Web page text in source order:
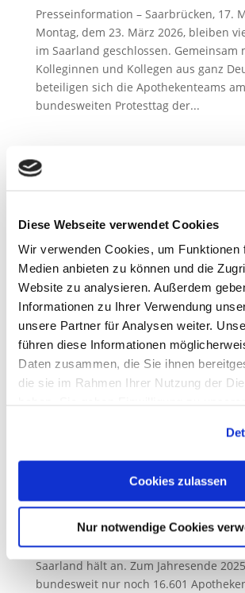
Diese Webseite verwendet Cookies
Wir verwenden Cookies, um Funktionen
Medien anbieten zu können und die
Website zu analysieren. Außerdem
Informationen zu Ihrer Verwendung
unsere Partner für Analysen weiter.
führen diese Informationen
Daten zusammen, die Sie ihnen
die sie im Rahmen Ihrer Nutzung der
Erfahren Sie in unserer
darüber, wer wir sind, wie Sie uns
und wie wir personenbezogene Daten
Sie können Ihre Einwilligung jederzeit
Cookies zulassen
Nur notwendige Cookies
Presseinformation – Saarbrücken, 17.
Montag, dem 23. März 2026, bleiben
im Saarland geschlossen. Gemeinsam
Kolleginnen und Kollegen aus ganz
beteiligen sich die Apothekenteams am
bundesweiten Protesttag der...
2. März 2026
Presseinformation – Saarbrücken, 02.
Apothekerschaft kündigt weitere
Protestmaßnahmen an, um für eine
Honorarerhöhung zu kämpfen.
Mitgliederversammlung der ABDA –
Bundesvereinigung Deutscher
2025: Apothekenzahl sinkt auf
Betriebsstätten – Politik schaut zu
Presseinformation – Saarbrücken, 14.
Das Apothekensterben in
Saarland hält an. Zum Jahresende
bundesweit nur noch 16.601